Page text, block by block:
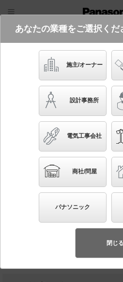
電気・建築設備（ビジネス）
フリーワード
品番・キーワード
かんたん照度
天井直付型・壁直付型 LED
イト 拡散タイプ 白熱電球100
◆希望小売価格 10,400 円（税抜）
あなたの業種をご選択くだ
施主/オーナー
設計事務所
電気工事会社
商社/問屋
パナソニック
閉じる